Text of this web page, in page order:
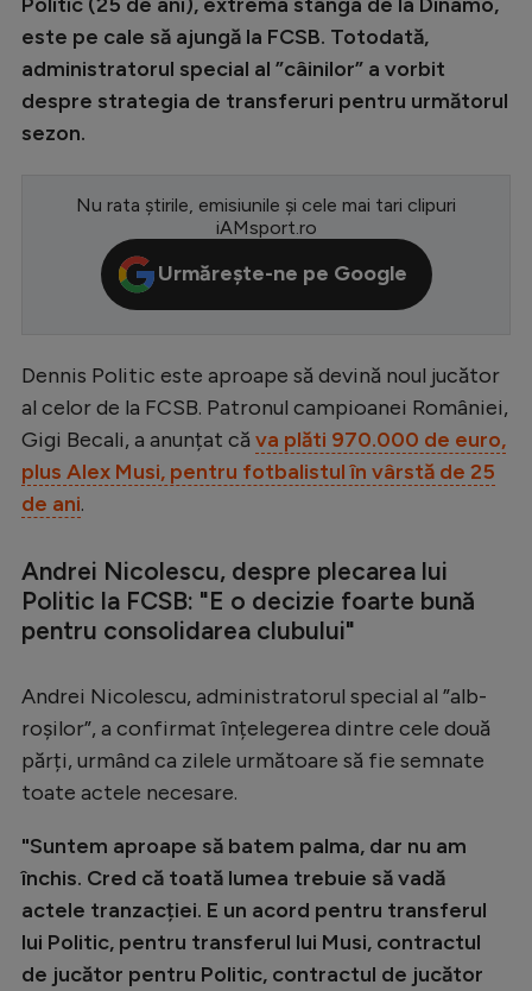
Europa League
Conference League
LaLiga
Serie A
Bundesliga
Campionate
Starurile fotbalului
EURO 2024
Clasamente
Tenis
Handbal
Natație
Gimnastică
Auto
Rugby
este pe cale să ajungă la FCSB. Totodată,
administratorul special al ”câinilor” a vorbit
despre strategia de transferuri pentru următorul
sezon.
Nu rata știrile, emisiunile și cele mai tari clipuri
iAMsport.ro
Urmărește-ne pe Google
Dennis Politic este aproape să devină noul jucător
al celor de la FCSB. Patronul campioanei României,
Gigi Becali, a anunțat că va plăti 970.000 de euro,
plus Alex Musi, pentru fotbalistul în vârstă de 25
de ani.
Andrei Nicolescu, despre plecarea lui
Politic la FCSB: "E o decizie foarte bună
pentru consolidarea clubului"
Andrei Nicolescu, administratorul special al ”alb-
roșilor”, a confirmat înțelegerea dintre cele două
părți, urmând ca zilele următoare să fie semnate
toate actele necesare.
"Suntem aproape să batem palma, dar nu am
închis. Cred că toată lumea trebuie să vadă
actele tranzacției. E un acord pentru transferul
lui Politic, pentru transferul lui Musi, contractul
de jucător pentru Politic, contractul de jucător